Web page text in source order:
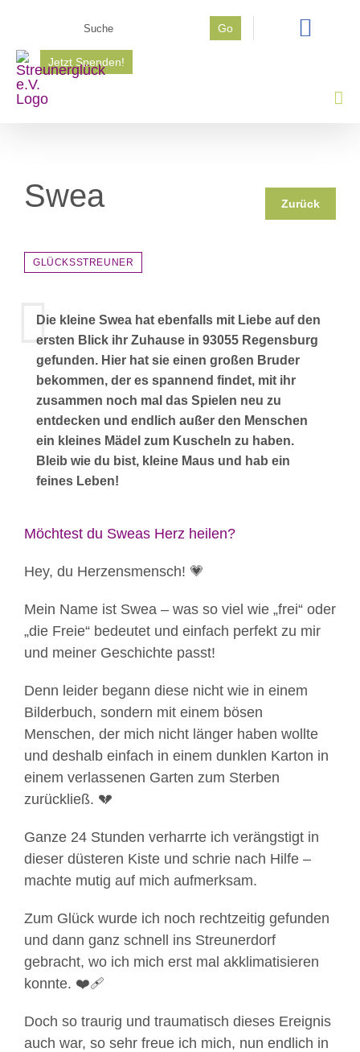
springen
Go
Jetzt Spenden!
Swea Zurück
GLÜCKSSTREUNER
Die kleine Swea hat ebenfalls mit Liebe auf den
ersten Blick ihr Zuhause in 93055 Regensburg
gefunden. Hier hat sie einen großen Bruder
bekommen, der es spannend findet, mit ihr
zusammen noch mal das Spielen neu zu
entdecken und endlich außer den Menschen
ein kleines Mädel zum Kuscheln zu haben.
Bleib wie du bist, kleine Maus und hab ein
feines Leben!
Möchtest du Sweas Herz heilen?
Hey, du Herzensmensch! 💗
Mein Name ist Swea – was so viel wie „frei“ oder
„die Freie“ bedeutet und einfach perfekt zu mir
und meiner Geschichte passt!
Denn leider begann diese nicht wie in einem
Bilderbuch, sondern mit einem bösen
Menschen, der mich nicht länger haben wollte
und deshalb einfach in einem dunklen Karton in
einem verlassenen Garten zum Sterben
zurückließ. 💔
Ganze 24 Stunden verharrte ich verängstigt in
dieser düsteren Kiste und schrie nach Hilfe –
machte mutig auf mich aufmerksam.
Zum Glück wurde ich noch rechtzeitig gefunden
und dann ganz schnell ins Streunerdorf
gebracht, wo ich mich erst mal akklimatisieren
konnte. ❤‍🩹
Doch so traurig und traumatisch dieses Ereignis
auch war, so sehr freue ich mich, nun endlich in